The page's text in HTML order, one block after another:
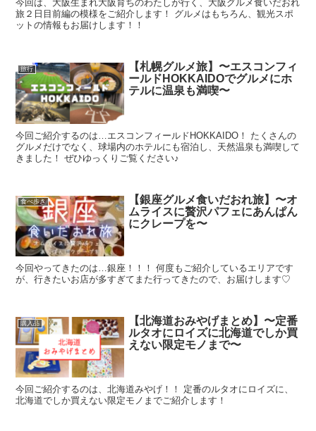
今回は、大阪生まれ大阪育ちのわたしが行く、大阪グルメ食いだおれ
旅２日目前編の模様をご紹介します！ グルメはもちろん、観光スポ
ットの情報もお届けします！！
旅行
【札幌グルメ旅】〜エスコンフィ
ールドHOKKAIDOでグルメにホ
テルに温泉も満喫〜
今回ご紹介するのは…エスコンフィールドHOKKAIDO！ たくさんの
グルメだけでなく、球場内のホテルにも宿泊し、天然温泉も満喫して
きました！ ぜひゆっくりご覧ください♪
食べ歩き
【銀座グルメ食いだおれ旅】〜オ
ムライスに贅沢パフェにあんぱん
にクレープを〜
今回やってきたのは…銀座！！！ 何度もご紹介しているエリアです
が、行きたいお店が多すぎてまた行ってきたので、お届けします♡
購入品
【北海道おみやげまとめ】〜定番
ルタオにロイズに北海道でしか買
えない限定モノまで〜
今回ご紹介するのは、北海道みやげ！！ 定番のルタオにロイズに、
北海道でしか買えない限定モノまでご紹介します！